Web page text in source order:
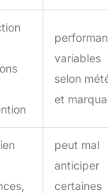
variables
selon
et
peut mal
anticiper
certaines